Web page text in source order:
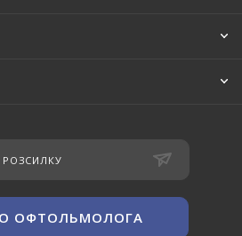
РОЗСИЛКУ
ОФТОЛЬМОЛОГА